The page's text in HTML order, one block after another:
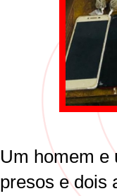
Um homem e
presos e dois